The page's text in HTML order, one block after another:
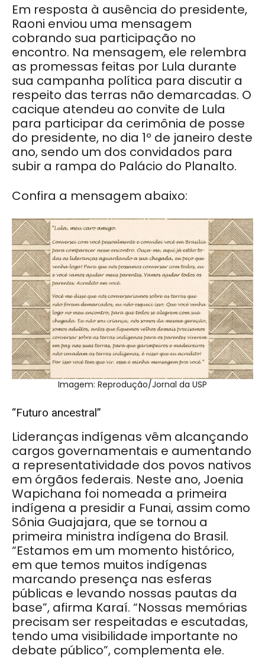
Em resposta à ausência do presidente,
Raoni enviou uma mensagem
cobrando sua participação no
encontro. Na mensagem, ele relembra
as promessas feitas por Lula durante
sua campanha política para discutir a
respeito das terras não demarcadas. O
cacique atendeu ao convite de Lula
para participar da cerimônia de posse
do presidente, no dia 1º de janeiro deste
ano, sendo um dos convidados para
subir a rampa do Palácio do Planalto.
Confira a mensagem abaixo:
Imagem: Reprodução/Jornal da USP
“Futuro ancestral”
Lideranças indígenas vêm alcançando
cargos governamentais e aumentando
a representatividade dos povos nativos
em órgãos federais. Neste ano, Joenia
Wapichana foi nomeada a primeira
indígena a presidir a Funai, assim como
Sônia Guajajara, que se tornou a
primeira ministra indígena do Brasil.
“Estamos em um momento histórico,
em que temos muitos indígenas
marcando presença nas esferas
públicas e levando nossas pautas da
base”, afirma Karaí. “Nossas memórias
precisam ser respeitadas e escutadas,
tendo uma visibilidade importante no
debate público”, complementa ele.